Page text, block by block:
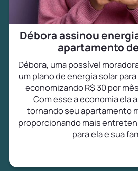
Débora assinou
apartamento
Débora, uma possível
um plano de energia solar
economizando R$ 30 por
Com esse a economia ela
tornando seu apartamento
proporcionando mais
para ela e sua